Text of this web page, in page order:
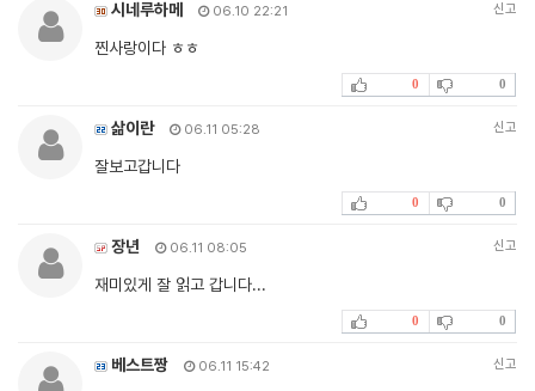
시네루하메 06.10 22:21 신고
찐사랑이다 ㅎㅎ
0 0
삶이란 06.11 05:28 신고
잘보고갑니다
0 0
장년 06.11 08:05 신고
재미있게 잘 읽고 갑니다...
0 0
베스트짱 06.11 15:42 신고